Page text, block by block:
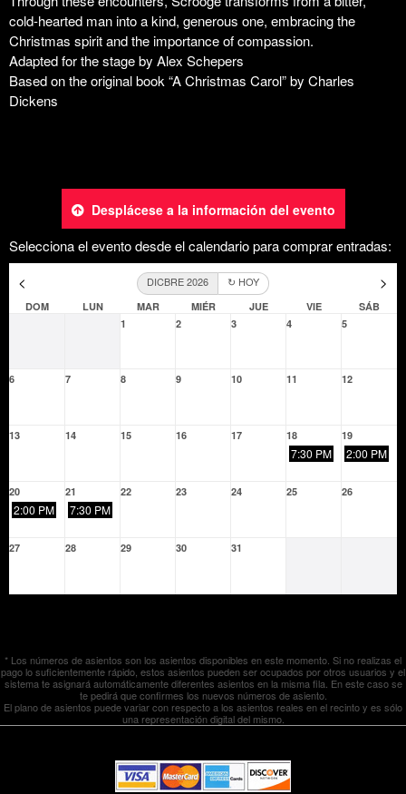
Desplácese a la información del evento
Selecciona el evento desde el calendario para comprar entradas:
DICBRE 2026 ↻ HOY
< >
DOM LUN MAR MIÉR JUE VIE
SÁB
1
2 3 4 5
6 7 8 9 10 11 12
13 14 15 16 17 18
7:30 PM
19
2:00 PM
20
2:00 PM
21
7:30 PM
22 23 24 25 26
27 28 29 30 31
* Los números de asientos son los asientos disponibles en este momento. Si no realizas el
pago lo suficientemente rápido, estos asientos pueden ser ocupados por otros usuarios y el
sistema te asignará automáticamente diferentes asientos en la misma fila. En este caso se
te pedirá que confirmes los nuevos números de asiento.
El plano de asientos puede variar con respecto a los asientos reales en el recinto y es sólo
una representación digital del mismo.